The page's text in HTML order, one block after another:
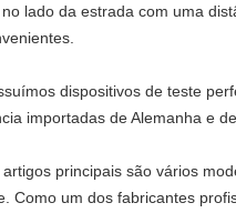
lado da estrada com uma
dispositivos de teste
importadas de Alemanha e
artigos principais são vários
Como um dos fabricantes